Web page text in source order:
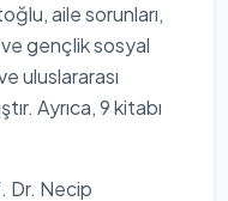
aile sorunları,
gençlik sosyal
uluslararası
Ayrıca, 9 kitabı
Dr. Necip